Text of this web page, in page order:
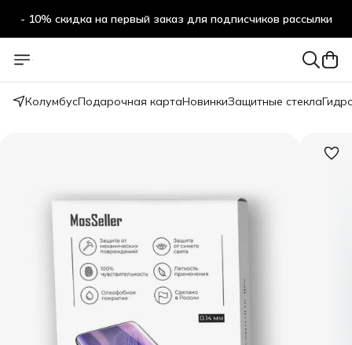
- 10% скидка на первый заказ для подписчиков рассылки
КолумбусПодарочная картаНовинкиЗащитные стекла